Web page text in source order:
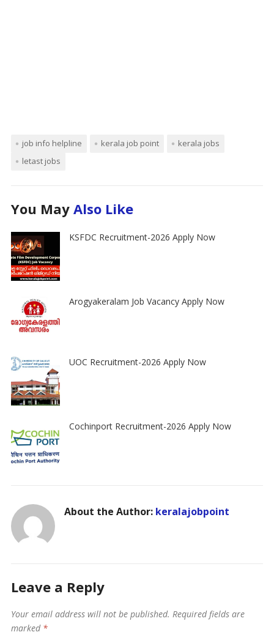
job info helpline kerala job point
kerala jobs
letast jobs
You May Also Like
KSFDC Recruitment-2026 Apply Now
Arogyakeralam Job Vacancy Apply Now
UOC Recruitment-2026 Apply Now
Cochinport Recruitment-2026 Apply Now
About the Author: keralajobpoint
Leave a Reply
Your email address will not be published. Required fields are
marked *